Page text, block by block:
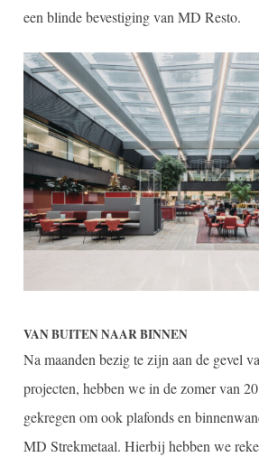
een blinde bevestiging van MD Resto.
VAN BUITEN NAAR BINNEN
Na maanden bezig te zijn aan de gevel
projecten, hebben we in de zomer van
gekregen om ook plafonds en
MD Strekmetaal. Hierbij hebben we